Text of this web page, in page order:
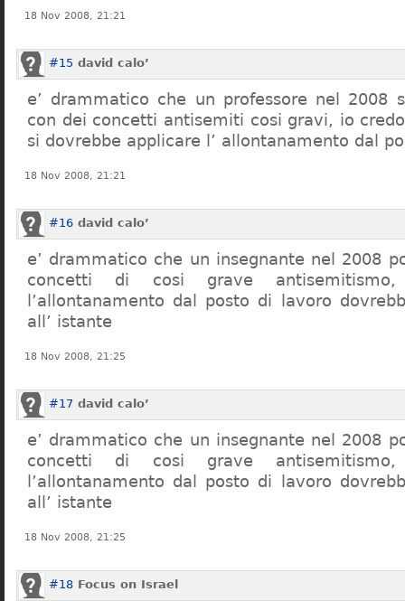
18 Nov 2008, 21:21
#15 david calo’
e’ drammatico che un professore nel 2008
con dei concetti antisemiti cosi gravi, io
si dovrebbe applicare l’ allontanamento dal
18 Nov 2008, 21:21
#16 david calo’
e’ drammatico che un insegnante nel 2008
concetti di cosi grave
l’allontanamento dal posto di lavoro
all’ istante
18 Nov 2008, 21:25
#17 david calo’
e’ drammatico che un insegnante nel 2008
concetti di cosi grave
l’allontanamento dal posto di lavoro
all’ istante
18 Nov 2008, 21:25
#18 Focus on Israel